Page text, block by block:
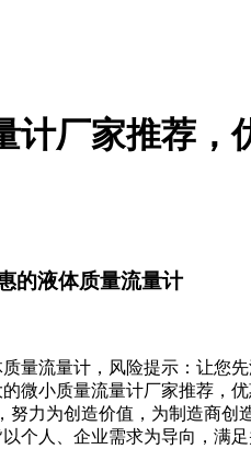
计厂家推荐，
的液体质量流量计
量流量计，风险提示：让您
的微小质量流量计厂家推
努力为创造价值，为制造商
以个人、企业需求为导向